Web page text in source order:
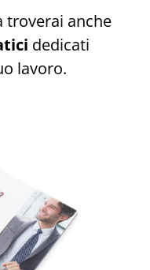
troverai anche
dedicati
lavoro.